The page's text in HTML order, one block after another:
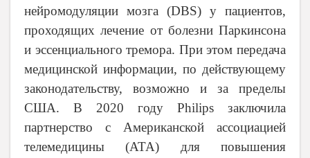
нейромодуляции мозга (DBS) у пациентов,
проходящих лечение от болезни Паркинсона
и эссенциального тремора. При этом передача
медицинской информации, по действующему
законодательству, возможно и за пределы
США. В 2020 году Philips заключила
партнерство с Американской ассоциацией
телемедицины (ATA) для повышения